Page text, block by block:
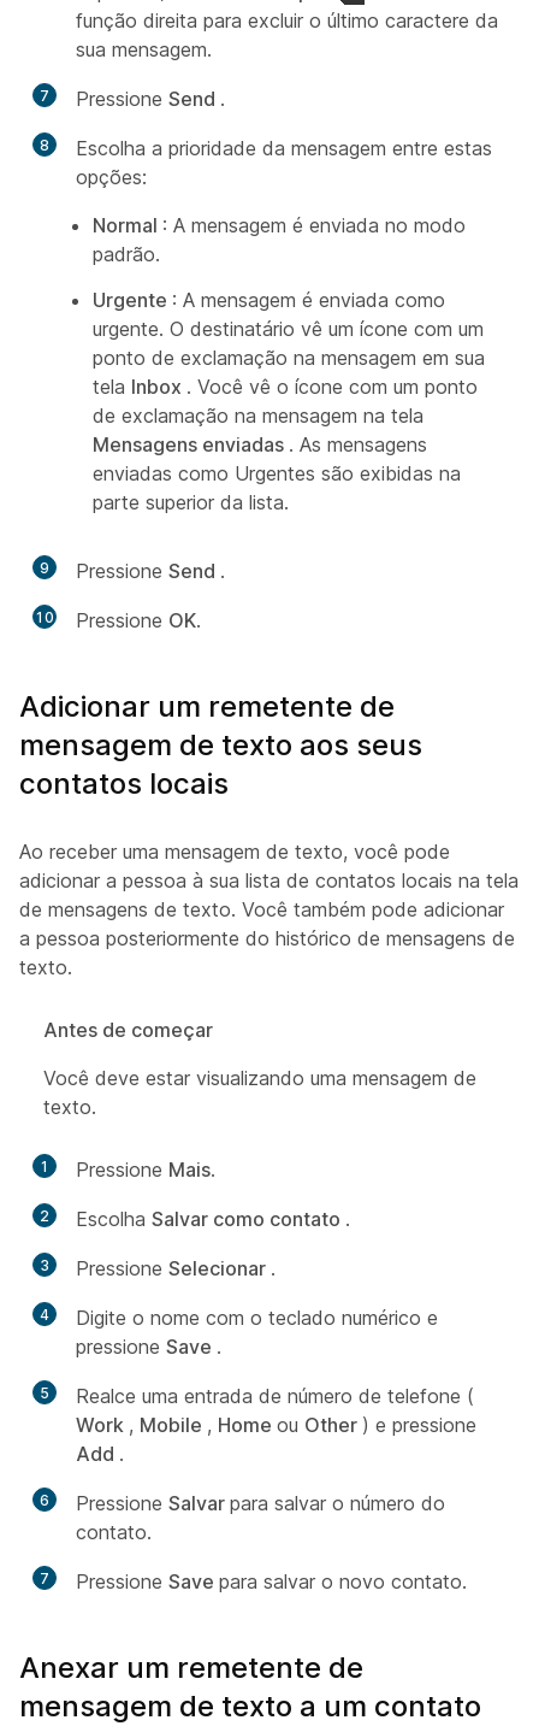
função direita para excluir o último caractere da
sua mensagem.
7 Pressione Send .
8
Escolha a prioridade da mensagem entre estas
opções:
Normal : A mensagem é enviada no modo
padrão.
Urgente : A mensagem é enviada como
urgente. O destinatário vê um ícone com um
ponto de exclamação na mensagem em sua
tela Inbox . Você vê o ícone com um ponto
de exclamação na mensagem na tela
Mensagens enviadas . As mensagens
enviadas como Urgentes são exibidas na
parte superior da lista.
9 Pressione Send .
10 Pressione OK.
Adicionar um remetente de
mensagem de texto aos seus
contatos locais
Ao receber uma mensagem de texto, você pode
adicionar a pessoa à sua lista de contatos locais na tela
de mensagens de texto. Você também pode adicionar
a pessoa posteriormente do histórico de mensagens de
texto.
Antes de começar
Você deve estar visualizando uma mensagem de
texto.
1 Pressione Mais.
2 Escolha Salvar como contato .
3 Pressione Selecionar .
4
Digite o nome com o teclado numérico e
pressione Save .
5
Realce uma entrada de número de telefone (
Work , Mobile , Home ou Other ) e pressione
Add .
6 Pressione Salvar para salvar o número do
contato.
7 Pressione Save para salvar o novo contato.
Anexar um remetente de
mensagem de texto a um contato